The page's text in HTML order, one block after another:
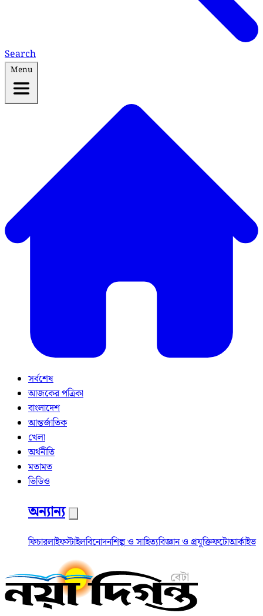
Search
Menu
সর্বশেষ
আজকের পত্রিকা
বাংলাদেশ
আন্তর্জাতিক
খেলা
অর্থনীতি
মতামত
ভিডিও
অন্যান্য
ফিচারলাইফস্টাইলবিনোদনশিল্প ও সাহিত্যবিজ্ঞান ও প্রযুক্তিফটোআর্কাইভ